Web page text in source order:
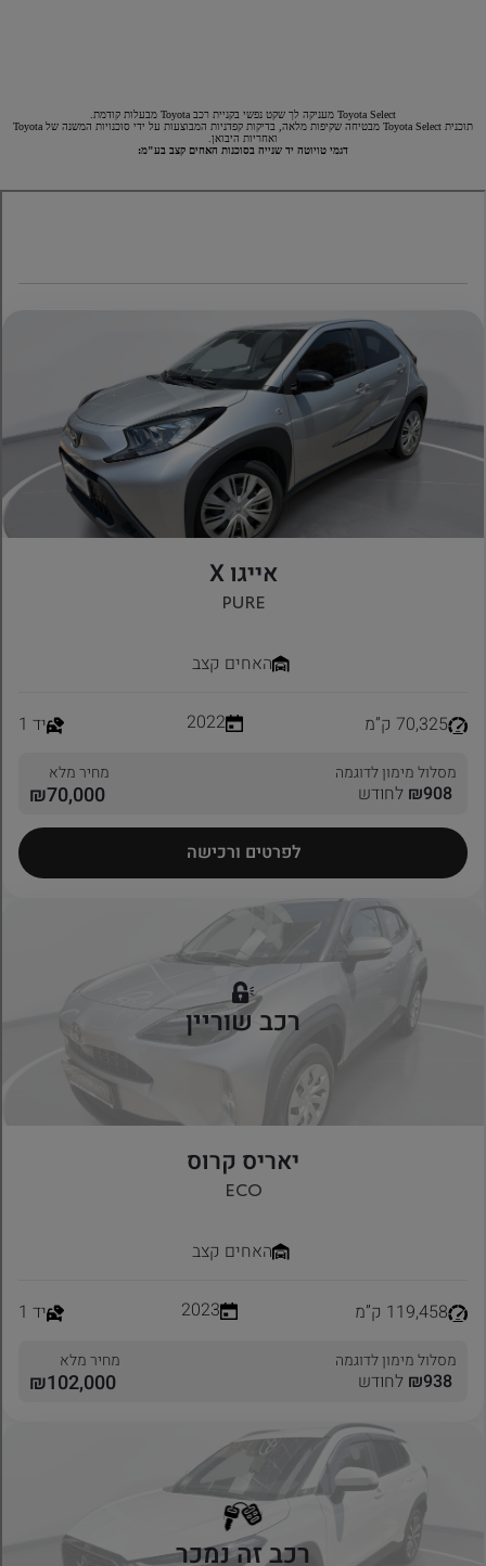
Toyota Select מעניקה לך שקט נפשי בקניית רכב Toyota מבעלות קודמת.
תוכנית Toyota Select מבטיחה שקיפות מלאה, בדיקות קפדניות המבוצעות על ידי סוכנויות המשנה של Toyota
ואחריות היבואן.
דגמי טויוטה יד שנייה בסוכנות האחים קצב בע"מ: